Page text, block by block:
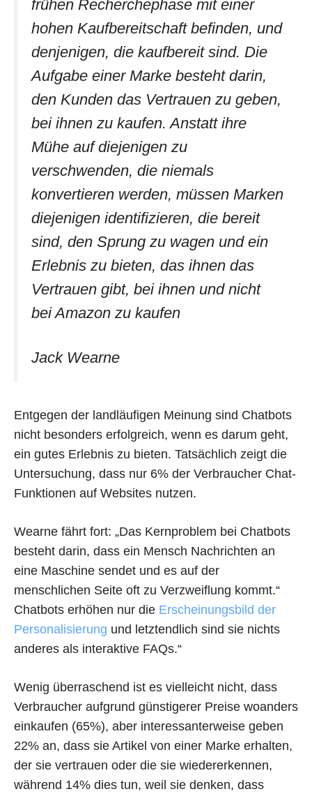
frühen Recherchephase mit einer
hohen Kaufbereitschaft befinden, und
denjenigen, die kaufbereit sind. Die
Aufgabe einer Marke besteht darin,
den Kunden das Vertrauen zu geben,
bei ihnen zu kaufen. Anstatt ihre
Mühe auf diejenigen zu
verschwenden, die niemals
konvertieren werden, müssen Marken
diejenigen identifizieren, die bereit
sind, den Sprung zu wagen und ein
Erlebnis zu bieten, das ihnen das
Vertrauen gibt, bei ihnen und nicht
bei Amazon zu kaufen
Jack Wearne
Entgegen der landläufigen Meinung sind Chatbots
nicht besonders erfolgreich, wenn es darum geht,
ein gutes Erlebnis zu bieten. Tatsächlich zeigt die
Untersuchung, dass nur 6% der Verbraucher Chat-
Funktionen auf Websites nutzen.
Wearne fährt fort: „Das Kernproblem bei Chatbots
besteht darin, dass ein Mensch Nachrichten an
eine Maschine sendet und es auf der
menschlichen Seite oft zu Verzweiflung kommt.“
Chatbots erhöhen nur die Erscheinungsbild der
Personalisierung und letztendlich sind sie nichts
anderes als interaktive FAQs.“
Wenig überraschend ist es vielleicht nicht, dass
Verbraucher aufgrund günstigerer Preise woanders
einkaufen (65%), aber interessanterweise geben
22% an, dass sie Artikel von einer Marke erhalten,
der sie vertrauen oder die sie wiedererkennen,
während 14% dies tun, weil sie denken, dass